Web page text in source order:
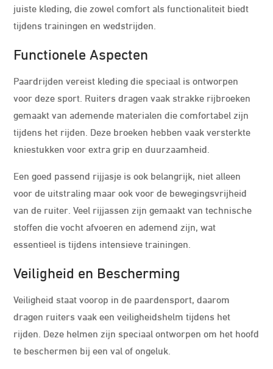
juiste kleding, die zowel comfort als functionaliteit biedt
tijdens trainingen en wedstrijden.
Functionele Aspecten
Paardrijden vereist kleding die speciaal is ontworpen
voor deze sport. Ruiters dragen vaak strakke rijbroeken
gemaakt van ademende materialen die comfortabel zijn
tijdens het rijden. Deze broeken hebben vaak versterkte
kniestukken voor extra grip en duurzaamheid.
Een goed passend rijjasje is ook belangrijk, niet alleen
voor de uitstraling maar ook voor de bewegingsvrijheid
van de ruiter. Veel rijjassen zijn gemaakt van technische
stoffen die vocht afvoeren en ademend zijn, wat
essentieel is tijdens intensieve trainingen.
Veiligheid en Bescherming
Veiligheid staat voorop in de paardensport, daarom
dragen ruiters vaak een veiligheidshelm tijdens het
rijden. Deze helmen zijn speciaal ontworpen om het hoofd
te beschermen bij een val of ongeluk.